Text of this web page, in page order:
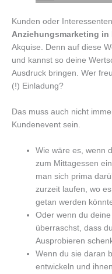
Kunden oder
Anziehungsmarketing in
Akquise. Denn auf diese
und kannst so deine
Ausdruck bringen. Wer
(!) Einladung?
Das muss auch nicht
Kundenevent sein.
Wie wäre es, wenn
zum Mittagessen
man sich prima
zurzeit laufen, wo
getan werden
Oder wenn du
überraschst, dass
Ausprobieren
Wenn du sie daran
entwickeln und